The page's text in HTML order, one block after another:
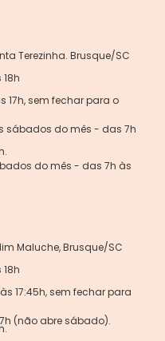
Terezinha. Brusque/SC
17h, sem fechar para o
sábados do mês - das 7h
do mês - das 7h às
Maluche, Brusque/SC
17:45h, sem fechar para
(não abre sábado).